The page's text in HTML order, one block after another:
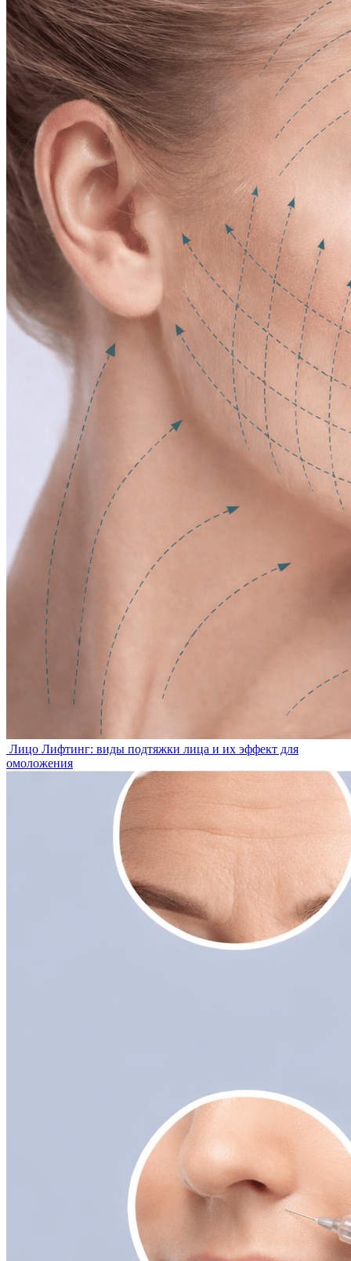
Лицо Лифтинг: виды подтяжки лица и их эффект для
омоложения